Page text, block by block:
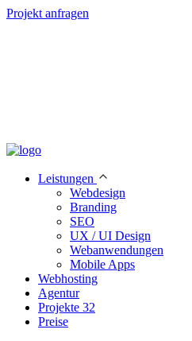
Projekt anfragen
Leistungen
Webdesign
Branding
SEO
UX / UI Design
Webanwendungen
Mobile Apps
Webhosting
Agentur
Projekte 32
Preise